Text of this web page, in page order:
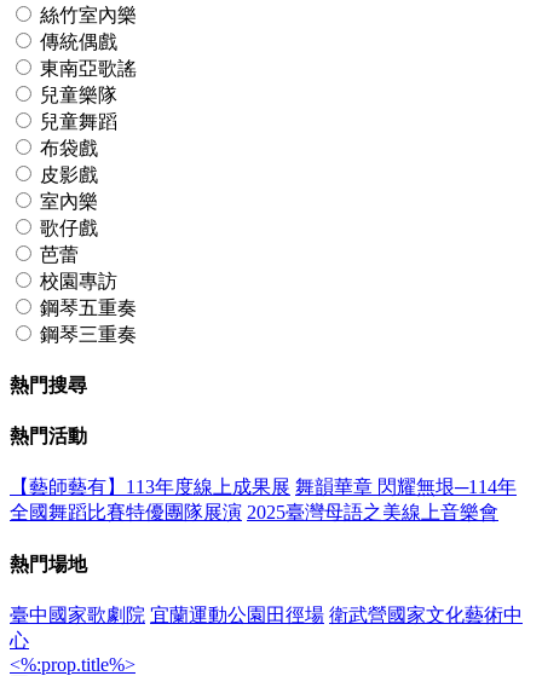
絲竹室內樂
傳統偶戲
東南亞歌謠
兒童樂隊
兒童舞蹈
布袋戲
皮影戲
室內樂
歌仔戲
芭蕾
校園專訪
鋼琴五重奏
鋼琴三重奏
熱門搜尋
熱門活動
【藝師藝有】113年度線上成果展 舞韻華章 閃耀無垠─114年
全國舞蹈比賽特優團隊展演 2025臺灣母語之美線上音樂會
熱門場地
臺中國家歌劇院 宜蘭運動公園田徑場 衛武營國家文化藝術中
心
<%:prop.title%>